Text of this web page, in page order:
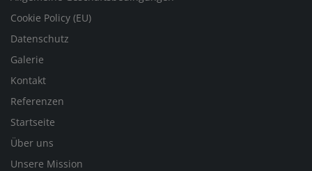
Cookie Policy (EU)
Datenschutz
Galerie
Kontakt
Referenzen
Startseite
Über uns
Unsere Mission